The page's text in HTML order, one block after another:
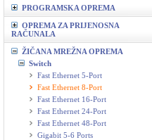
PROGRAMSKA OPREMA
OPREMA ZA PRIJENOSNA
RAČUNALA
ŽIČANA MREŽNA OPREMA
Switch
Fast Ethernet 5-Port
Fast Ethernet 8-Port
Fast Ethernet 16-Port
Fast Ethernet 24-Port
Fast Ethernet 48-Port
Gigabit 5-6 Ports